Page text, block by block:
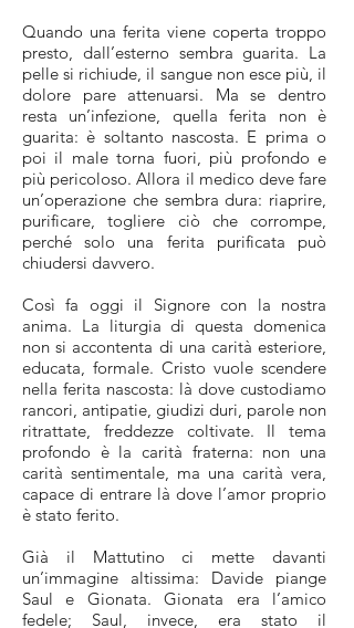
Quando una ferita viene coperta troppo
presto, dall’esterno sembra guarita. La
pelle si richiude, il sangue non esce più, il
dolore pare attenuarsi. Ma se dentro
resta un’infezione, quella ferita non è
guarita: è soltanto nascosta. E prima o
poi il male torna fuori, più profondo e
più pericoloso. Allora il medico deve fare
un’operazione che sembra dura: riaprire,
purificare, togliere ciò che corrompe,
perché solo una ferita purificata può
chiudersi davvero.
Così fa oggi il Signore con la nostra
anima. La liturgia di questa domenica
non si accontenta di una carità esteriore,
educata, formale. Cristo vuole scendere
nella ferita nascosta: là dove custodiamo
rancori, antipatie, giudizi duri, parole non
ritrattate, freddezze coltivate. Il tema
profondo è la carità fraterna: non una
carità sentimentale, ma una carità vera,
capace di entrare là dove l’amor proprio
è stato ferito.
Già il Mattutino ci mette davanti
un’immagine altissima: Davide piange
Saul e Gionata. Gionata era l’amico
fedele; Saul, invece, era stato il